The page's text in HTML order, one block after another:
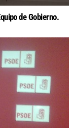
de Gobierno.